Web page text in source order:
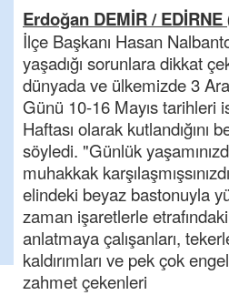
Erdoğan DEMİR / EDİRNE
İlçe Başkanı Hasan
yaşadığı sorunlara dikkat
dünyada ve ülkemizde 3
Günü 10-16 Mayıs tarihleri
Haftası olarak kutlandığını
söyledi. "Günlük
muhakkak
elindeki beyaz bastonuyla
zaman işaretlerle
anlatmaya çalışanları,
kaldırımları ve pek çok
zahmet çekenleri